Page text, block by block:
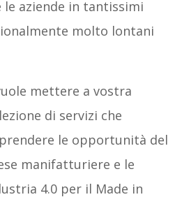
aziende in tantissimi
molto lontani
mettere a vostra
di servizi che
le opportunità del
manifatturiere e le
4.0 per il Made in